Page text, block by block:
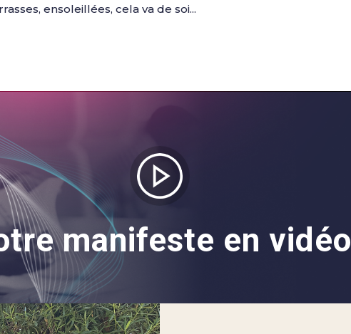
ensoleillées, cela va de soi...
manifeste en vidéo